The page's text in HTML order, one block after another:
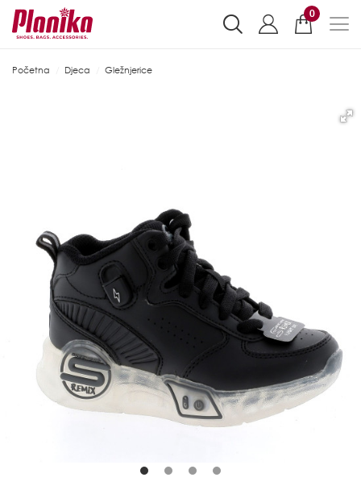
0
Početna Djeca Gležnjerice